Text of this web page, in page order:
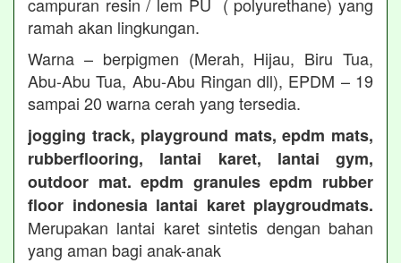
campuran resin / lem PU ( polyurethane) yang
ramah akan lingkungan.
Warna – berpigmen (Merah, Hijau, Biru Tua,
Abu-Abu Tua, Abu-Abu Ringan dll), EPDM – 19
sampai 20 warna cerah yang tersedia.
jogging track, playground mats, epdm mats,
rubberflooring, lantai karet, lantai gym,
outdoor mat. epdm granules epdm rubber
floor indonesia lantai karet playgroudmats.
Merupakan lantai karet sintetis dengan bahan
yang aman bagi anak-anak